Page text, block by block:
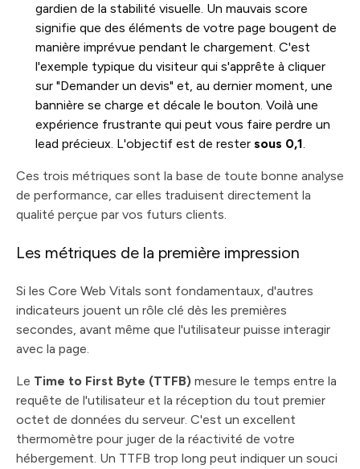
gardien de la stabilité visuelle. Un mauvais score
signifie que des éléments de votre page bougent de
manière imprévue pendant le chargement. C'est
l'exemple typique du visiteur qui s'apprête à cliquer
sur "Demander un devis" et, au dernier moment, une
bannière se charge et décale le bouton. Voilà une
expérience frustrante qui peut vous faire perdre un
lead précieux. L'objectif est de rester sous 0,1.
Ces trois métriques sont la base de toute bonne analyse
de performance, car elles traduisent directement la
qualité perçue par vos futurs clients.
Les métriques de la première impression
Si les Core Web Vitals sont fondamentaux, d'autres
indicateurs jouent un rôle clé dès les premières
secondes, avant même que l'utilisateur puisse interagir
avec la page.
Le Time to First Byte (TTFB) mesure le temps entre la
requête de l'utilisateur et la réception du tout premier
octet de données du serveur. C'est un excellent
thermomètre pour juger de la réactivité de votre
hébergement. Un TTFB trop long peut indiquer un souci